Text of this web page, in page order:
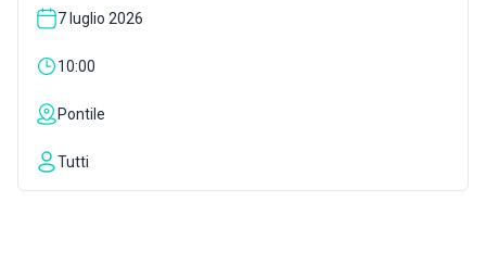
VILLA BERTELLI
7 luglio 2026
10:00
Pontile
Tutti